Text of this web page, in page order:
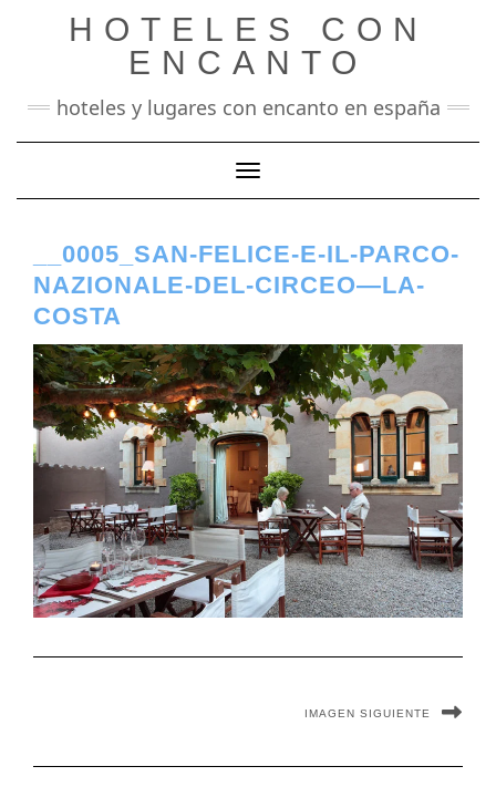
HOTELES CON
ENCANTO
hoteles y lugares con encanto en españa
Cambiar modo de navegación
__0005_SAN-FELICE-E-IL-PARCO-
NAZIONALE-DEL-CIRCEO—LA-
COSTA
IMAGEN SIGUIENTE